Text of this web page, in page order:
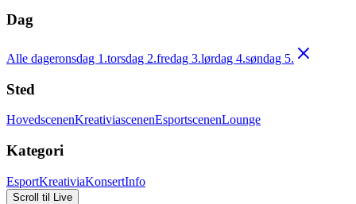
Dag
Alle dageronsdag 1.torsdag 2.fredag 3.lørdag 4.søndag 5.
Sted
HovedscenenKreativiascenenEsportscenenLounge
Kategori
EsportKreativiaKonsertInfo
Scroll til Live